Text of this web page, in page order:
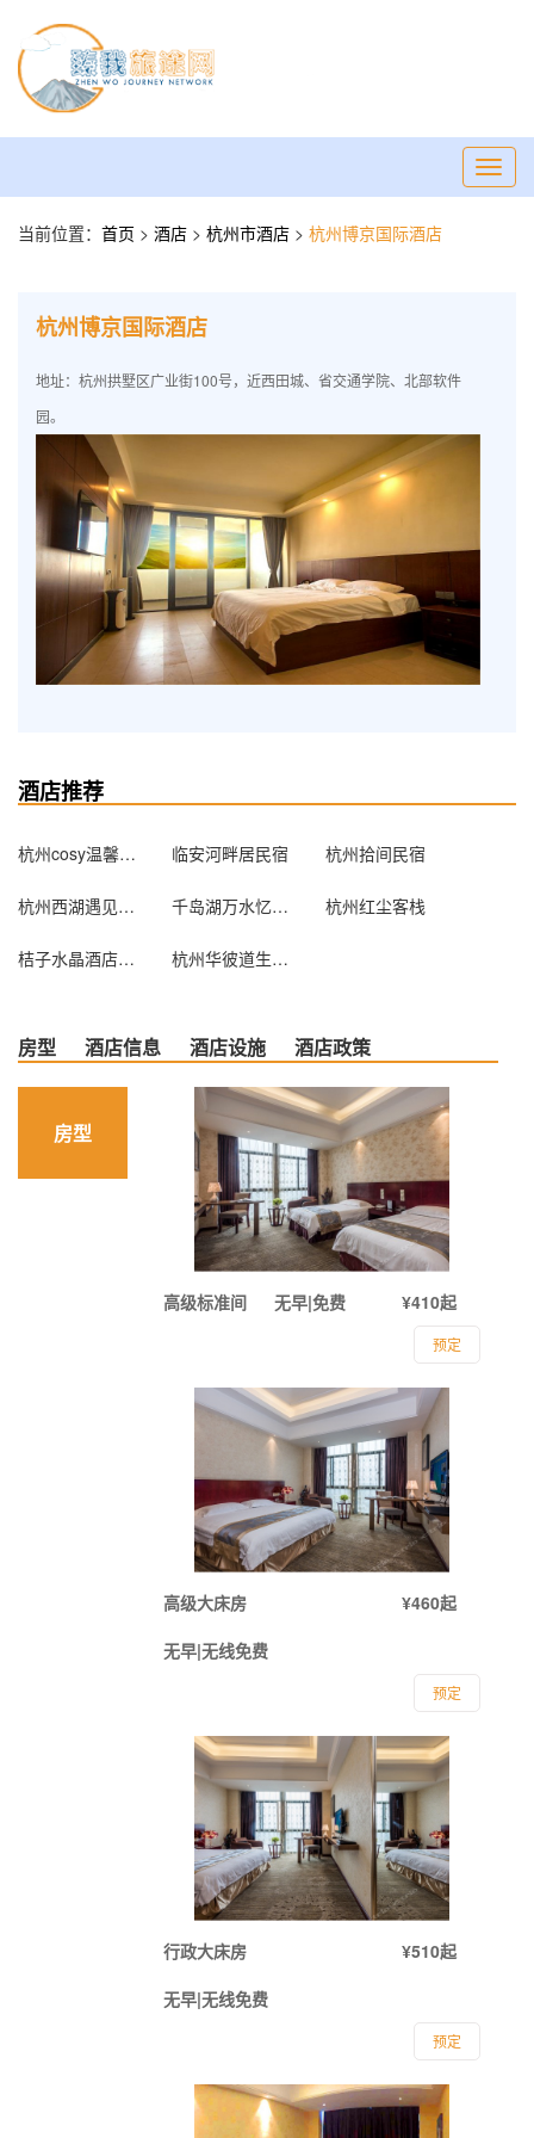
当前位置： 首页 > 酒店 > 杭州市酒店 > 杭州博京国际酒店
杭州博京国际酒店
地址：杭州拱墅区广业街100号，近西田城、省交通学院、北部软件
园。
酒店推荐
杭州cosy温馨公寓 临安河畔居民宿 杭州拾间民宿
杭州西湖遇见主题酒店(精品店) 千岛湖万水忆家宾馆 杭州红尘客栈
桔子水晶酒店（杭州钱江新城近江店） 杭州华彼道生酒店公寓
房型 酒店信息 酒店设施 酒店政策
房型
高级标准间 ¥410起
无早|免费
预定
高级大床房
¥460起
无早|无线免费
预定
行政大床房
¥510起
无早|无线免费
预定